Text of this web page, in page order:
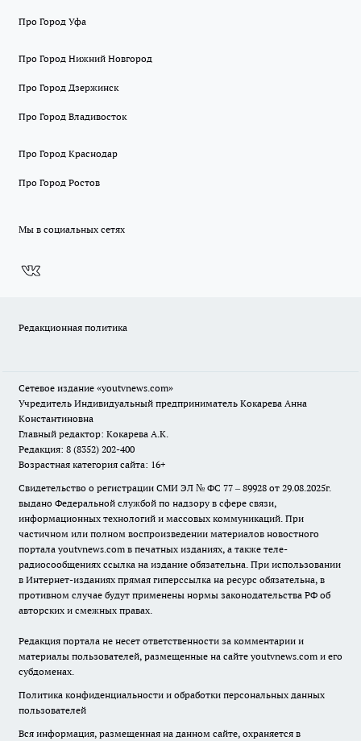
Про Город Уфа
Про Город Нижний Новгород
Про Город Дзержинск
Про Город Владивосток
Про Город Краснодар
Про Город Ростов
Мы в социальных сетях
Редакционная политика
Сетевое издание «youtvnews.com»
Учредитель Индивидуальный предприниматель Кокарева Анна
Константиновна
Главный редактор: Кокарева А.К.
Редакция: 8 (8352) 202-400
Возрастная категория сайта: 16+
Свидетельство о регистрации СМИ ЭЛ № ФС 77 – 89928 от 29.08.2025г.
выдано Федеральной службой по надзору в сфере связи,
информационных технологий и массовых коммуникаций. При
частичном или полном воспроизведении материалов новостного
портала youtvnews.com в печатных изданиях, а также теле-
радиосообщениях ссылка на издание обязательна. При использовании
в Интернет-изданиях прямая гиперссылка на ресурс обязательна, в
противном случае будут применены нормы законодательства РФ об
авторских и смежных правах.
Редакция портала не несет ответственности за комментарии и
материалы пользователей, размещенные на сайте youtvnews.com и его
субдоменах.
Политика конфиденциальности и обработки персональных данных
пользователей
Вся информация, размещенная на данном сайте, охраняется в